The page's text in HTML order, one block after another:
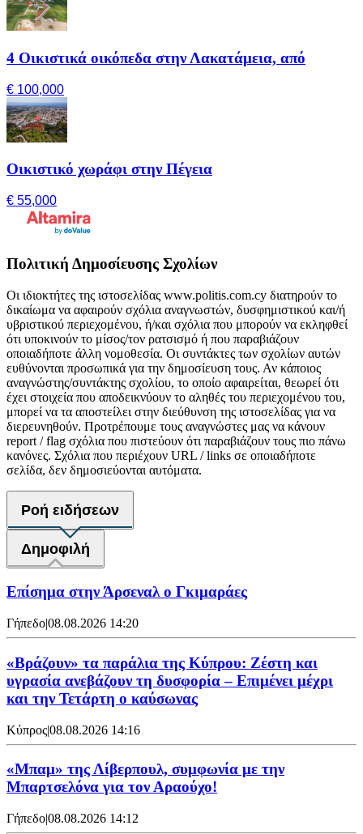
4 Οικιστικά οικόπεδα στην Λακατάμεια, από
€ 100,000
Οικιστικό χωράφι στην Πέγεια
€ 55,000
Πολιτική Δημοσίευσης Σχολίων
Οι ιδιοκτήτες της ιστοσελίδας www.politis.com.cy διατηρούν το
δικαίωμα να αφαιρούν σχόλια αναγνωστών, δυσφημιστικού και/ή
υβριστικού περιεχομένου, ή/και σχόλια που μπορούν να εκληφθεί
ότι υποκινούν το μίσος/τον ρατσισμό ή που παραβιάζουν
οποιαδήποτε άλλη νομοθεσία. Οι συντάκτες των σχολίων αυτών
ευθύνονται προσωπικά για την δημοσίευση τους. Αν κάποιος
αναγνώστης/συντάκτης σχολίου, το οποίο αφαιρείται, θεωρεί ότι
έχει στοιχεία που αποδεικνύουν το αληθές του περιεχομένου του,
μπορεί να τα αποστείλει στην διεύθυνση της ιστοσελίδας για να
διερευνηθούν. Προτρέπουμε τους αναγνώστες μας να κάνουν
report / flag σχόλια που πιστεύουν ότι παραβιάζουν τους πιο πάνω
κανόνες. Σχόλια που περιέχουν URL / links σε οποιαδήποτε
σελίδα, δεν δημοσιεύονται αυτόματα.
Ροή ειδήσεων
Δημοφιλή
Επίσημα στην Άρσεναλ ο Γκιμαράες
Γήπεδο|08.08.2026 14:20
«Βράζουν» τα παράλια της Κύπρου: Ζέστη και
υγρασία ανεβάζουν τη δυσφορία – Επιμένει μέχρι
και την Τετάρτη ο καύσωνας
Κύπρος|08.08.2026 14:16
«Μπαμ» της Λίβερπουλ, συμφωνία με την
Μπαρτσελόνα για τον Αραούχο!
Γήπεδο|08.08.2026 14:12